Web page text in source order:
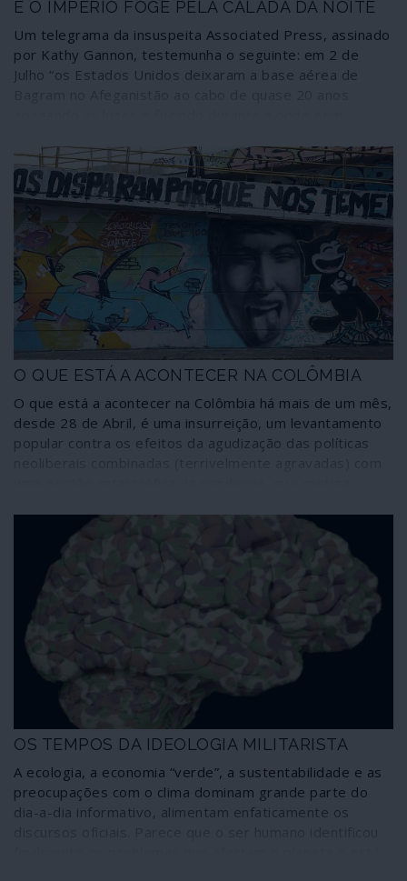
E O IMPÉRIO FOGE PELA CALADA DA NOITE
Um telegrama da insuspeita Associated Press, assinado
por Kathy Gannon, testemunha o seguinte: em 2 de
Julho “os Estados Unidos deixaram a base aérea de
deu pela partida dos norte-americanos mais de duas
horas depois, segundo fontes afegãs”.
O QUE ESTÁ A ACONTECER NA COLÔMBIA
O que está a acontecer na Colômbia há mais de um mês,
desde 28 de Abril, é uma insurreição, um levantamento
popular contra os efeitos da agudização das políticas
a acontecer na Colômbia é uma resposta brutal do
narco-Estado fascista contra a generalidade da
população através de um aparelho repressivo montado
ao longo de seis décadas e que tem nas forças armadas
o principal suporte, articulando as polícias de segurança,
as unidades móveis de assalto e a entranhada teia de
grupos paramilitares ou esquadrões da morte.
OS TEMPOS DA IDEOLOGIA MILITARISTA
A ecologia, a economia “verde”, a sustentabilidade e as
preocupações com o clima dominam grande parte do
dia-a-dia informativo, alimentam enfaticamente os